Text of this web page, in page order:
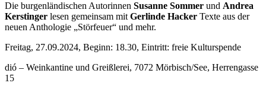
Die burgenländischen Autorinnen Susanne Sommer und Andrea
Kerstinger lesen gemeinsam mit Gerlinde Hacker Texte aus der
neuen Anthologie „Störfeuer“ und mehr.
Freitag, 27.09.2024, Beginn: 18.30, Eintritt: freie Kulturspende
dió – Weinkantine und Greißlerei, 7072 Mörbisch/See, Herrengasse
15